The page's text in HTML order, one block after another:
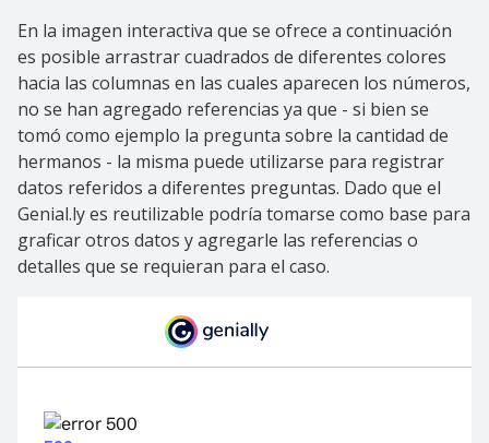
En la imagen interactiva que se ofrece a continuación
es posible arrastrar cuadrados de diferentes colores
hacia las columnas en las cuales aparecen los números,
no se han agregado referencias ya que - si bien se
tomó como ejemplo la pregunta sobre la cantidad de
hermanos - la misma puede utilizarse para registrar
datos referidos a diferentes preguntas. Dado que el
Genial.ly es reutilizable podría tomarse como base para
graficar otros datos y agregarle las referencias o
detalles que se requieran para el caso.